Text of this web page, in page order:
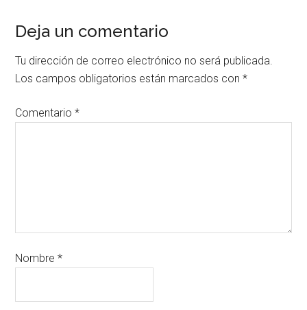
Deja un comentario
Tu dirección de correo electrónico no será publicada.
Los campos obligatorios están marcados con*
Comentario*
Nombre*